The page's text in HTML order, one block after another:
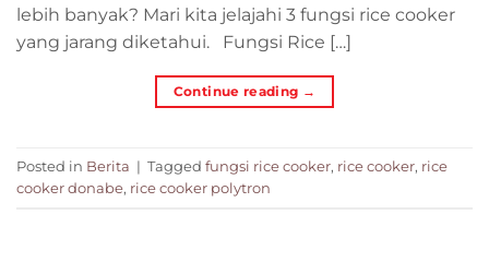
lebih banyak? Mari kita jelajahi 3 fungsi rice cooker
yang jarang diketahui. Fungsi Rice […]
Continue reading →
Posted in Berita | Tagged fungsi rice cooker, rice cooker, rice
cooker donabe, rice cooker polytron